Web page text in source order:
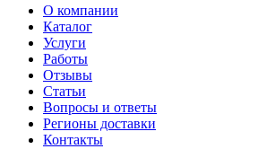
О компании
Каталог
Услуги
Работы
Отзывы
Статьи
Вопросы и ответы
Регионы доставки
Контакты